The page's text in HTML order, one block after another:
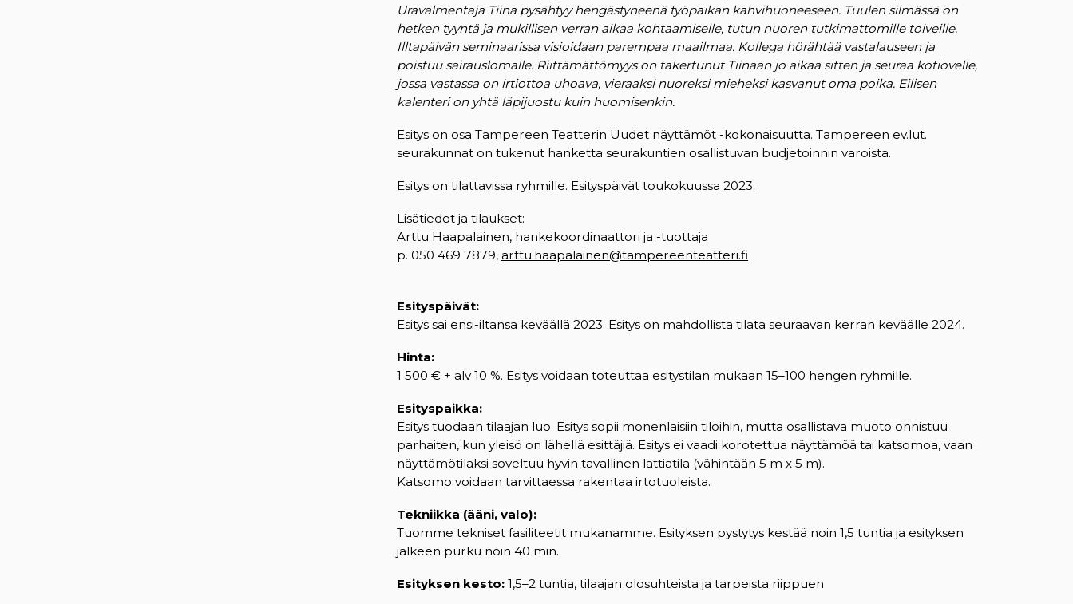
Uravalmentaja Tiina pysähtyy hengästyneenä työpaikan kahvihuoneeseen. Tuulen silmässä on
hetken tyyntä ja mukillisen verran aikaa kohtaamiselle, tutun nuoren tutkimattomille toiveille.
Illtapäivän seminaarissa visioidaan parempaa maailmaa. Kollega hörähtää vastalauseen ja
poistuu sairauslomalle. Riittämättömyys on takertunut Tiinaan jo aikaa sitten ja seuraa kotiovelle,
jossa vastassa on irtiottoa uhoava, vieraaksi nuoreksi mieheksi kasvanut oma poika. Eilisen
kalenteri on yhtä läpijuostu kuin huomisenkin.
Esitys on osa Tampereen Teatterin Uudet näyttämöt -kokonaisuutta. Tampereen ev.lut.
seurakunnat on tukenut hanketta seurakuntien osallistuvan budjetoinnin varoista.
Esitys on tilattavissa ryhmille. Esityspäivät toukokuussa 2023.
Lisätiedot ja tilaukset:
Arttu Haapalainen, hankekoordinaattori ja -tuottaja
p. 050 469 7879, arttu.haapalainen@tampereenteatteri.fi
Esityspäivät:
Esitys sai ensi-iltansa keväällä 2023. Esitys on mahdollista tilata seuraavan kerran keväälle 2024.
Hinta:
1 500 € + alv 10 %. Esitys voidaan toteuttaa esitystilan mukaan 15–100 hengen ryhmille.
Esityspaikka:
Esitys tuodaan tilaajan luo. Esitys sopii monenlaisiin tiloihin, mutta osallistava muoto onnistuu
parhaiten, kun yleisö on lähellä esittäjiä. Esitys ei vaadi korotettua näyttämöä tai katsomoa, vaan
näyttämötilaksi soveltuu hyvin tavallinen lattiatila (vähintään 5 m x 5 m).
Katsomo voidaan tarvittaessa rakentaa irtotuoleista.
Tekniikka (ääni, valo):
Tuomme tekniset fasiliteetit mukanamme. Esityksen pystytys kestää noin 1,5 tuntia ja esityksen
jälkeen purku noin 40 min.
Esityksen kesto: 1,5–2 tuntia, tilaajan olosuhteista ja tarpeista riippuen